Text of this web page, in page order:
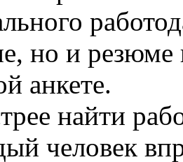
но и
анкете.
найти
человек